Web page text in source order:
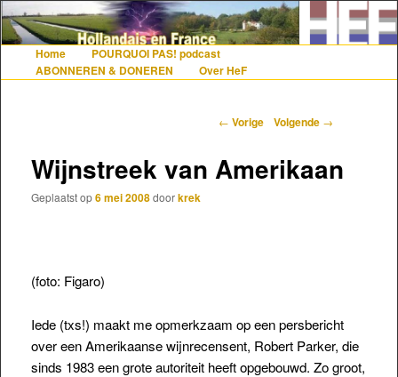
De gezelligste website voor Nederlanders die iets met Frankrijk hebben
HoofdmenuSpring naar de primaire inhoud
Spring naar de secundaire inhoud
Home
POURQUOI PAS! podcast
ABONNEREN & DONEREN
Over HeF
Berichtnavigatie
← Vorige Volgende →
Wijnstreek van Amerikaan
Geplaatst op6 mei 2008doorkrek
(foto: Figaro)
Iede (txs!) maakt me opmerkzaam op een persbericht
over een Amerikaanse wijnrecensent, Robert Parker, die
sinds 1983 een grote autoriteit heeft opgebouwd. Zo groot,